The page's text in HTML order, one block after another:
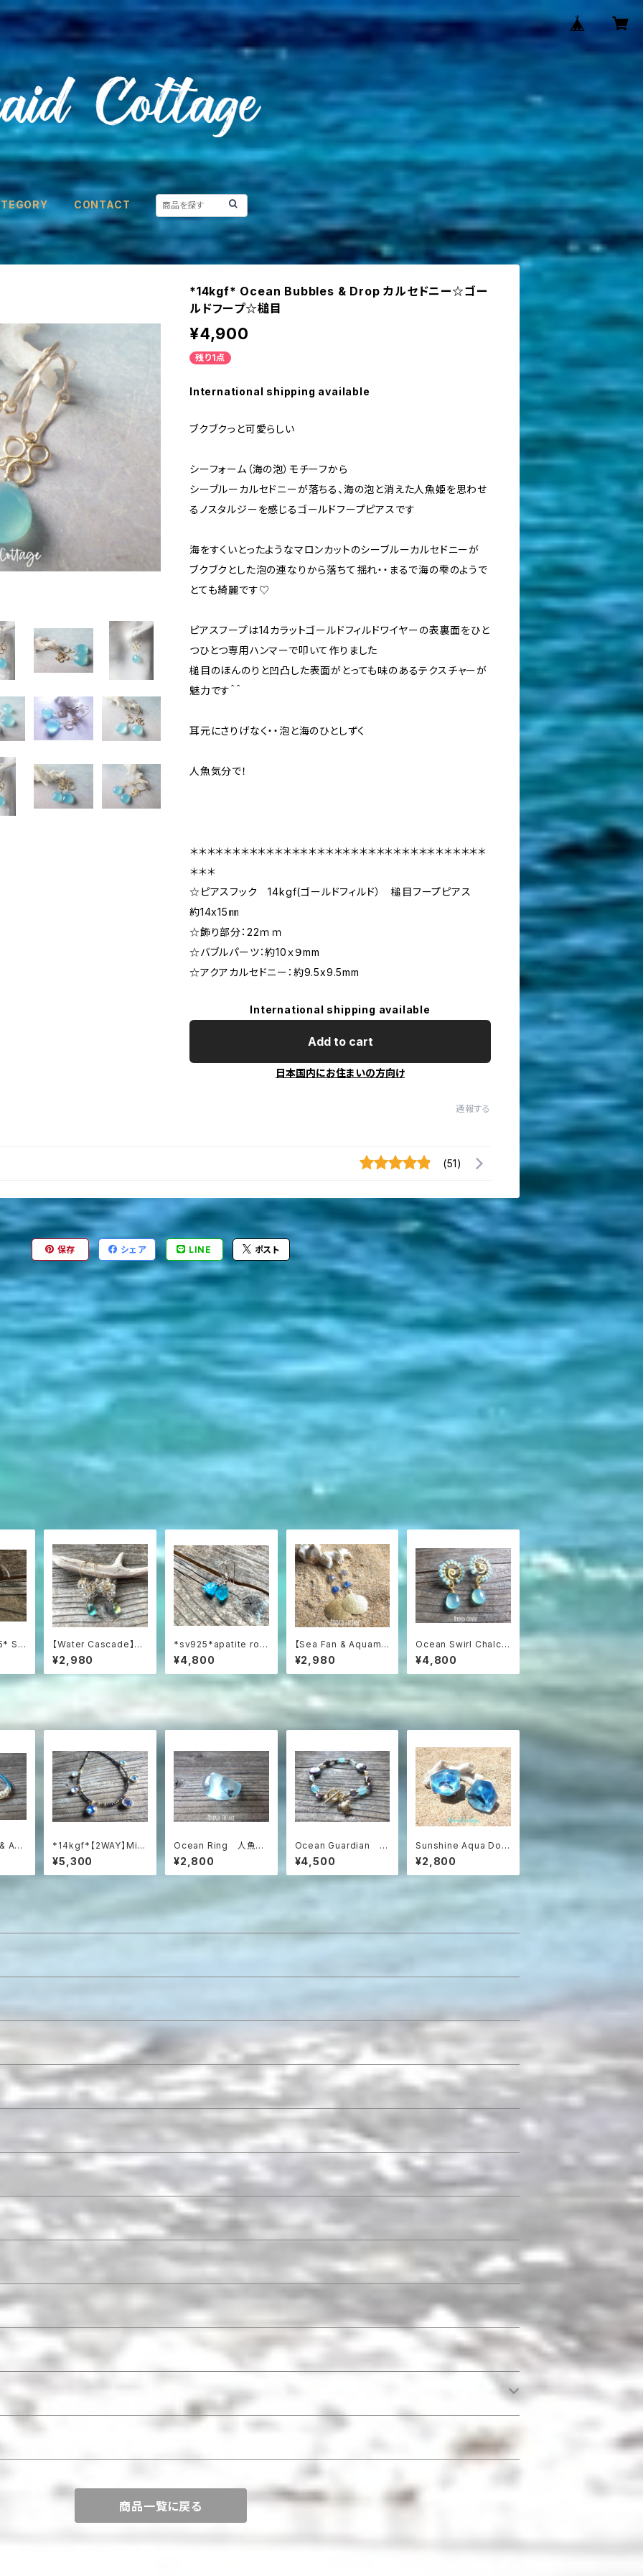
CONTACT
*14kgf* Ocean Bubbles & Drop カルセドニー☆ゴー
ルドフープ☆槌目
¥4,900
残り1点
International shipping available
ブクブクっと可愛らしい
シーフォーム（海の泡）モチーフから
シーブルーカルセドニーが落ちる、海の泡と消えた人魚姫を思わせ
るノスタルジーを感じるゴールドフープピアスです
海をすくいとったようなマロンカットのシーブルーカルセドニーが
ブクブクとした泡の連なりから落ちて揺れ・・まるで海の雫のようで
とても綺麗です♡
ピアスフープは14カラットゴールドフィルドワイヤーの表裏面をひと
つひとつ専用ハンマーで叩いて作りました
槌目のほんのりと凹凸した表面がとっても味のあるテクスチャーが
魅力です＾＾
耳元にさりげなく・・泡と海のひとしずく
人魚気分で！
＊＊＊＊＊＊＊＊＊＊＊＊＊＊＊＊＊＊＊＊＊＊＊＊＊＊＊＊＊＊＊＊＊＊＊
＊＊＊
☆ピアスフック 14kgf(ゴールドフィルド） 槌目フープピアス
約14x15㎜
☆飾り部分：22ｍｍ
☆バブルパーツ：約10ｘ９mm
☆アクアカルセドニー：約9.5x9.5mm
International shipping available
Add to cart
日本国内にお住まいの方向け
通報する
(51)
保存 シェア LINE ポスト
Sw
【Water Cascade】水
滴つぶつぶガラスと海の
雫のフープピアス
¥2,980
*sv925*apatite roc
ks ネオンブルーアパタ
イト原石の一粒ピアス
¥4,800
【Sea Fan & Aquama
rine】海うちわと3色ア
クアマリンのグラデーシ
ョンピアス
¥2,980
Ocean Swirl Chalce
dony *Sea blue*
波の渦から滴るシーブ
ルーカルセドニーのボ
ヘミアンピアス
¥4,800
Apa
ト
*14kgf*【2WAY】Mid
night Ocean Mosai
c：ブラックスピネルと6
色スワロフスキーのネッ
¥5,300
Ocean Ring 人魚が
泳ぐクリア・エメラルドグ
リーンのぽってりリング
¥2,800
Ocean Guardian ウ
ミガメが泳ぐ楽園のブレ
スレット（ゆったりサイ
ズ）
¥4,500
Sunshine Aqua Dolp
hin Earrings（蝶バネク
リップタイプ）
¥2,800
商品一覧に戻る